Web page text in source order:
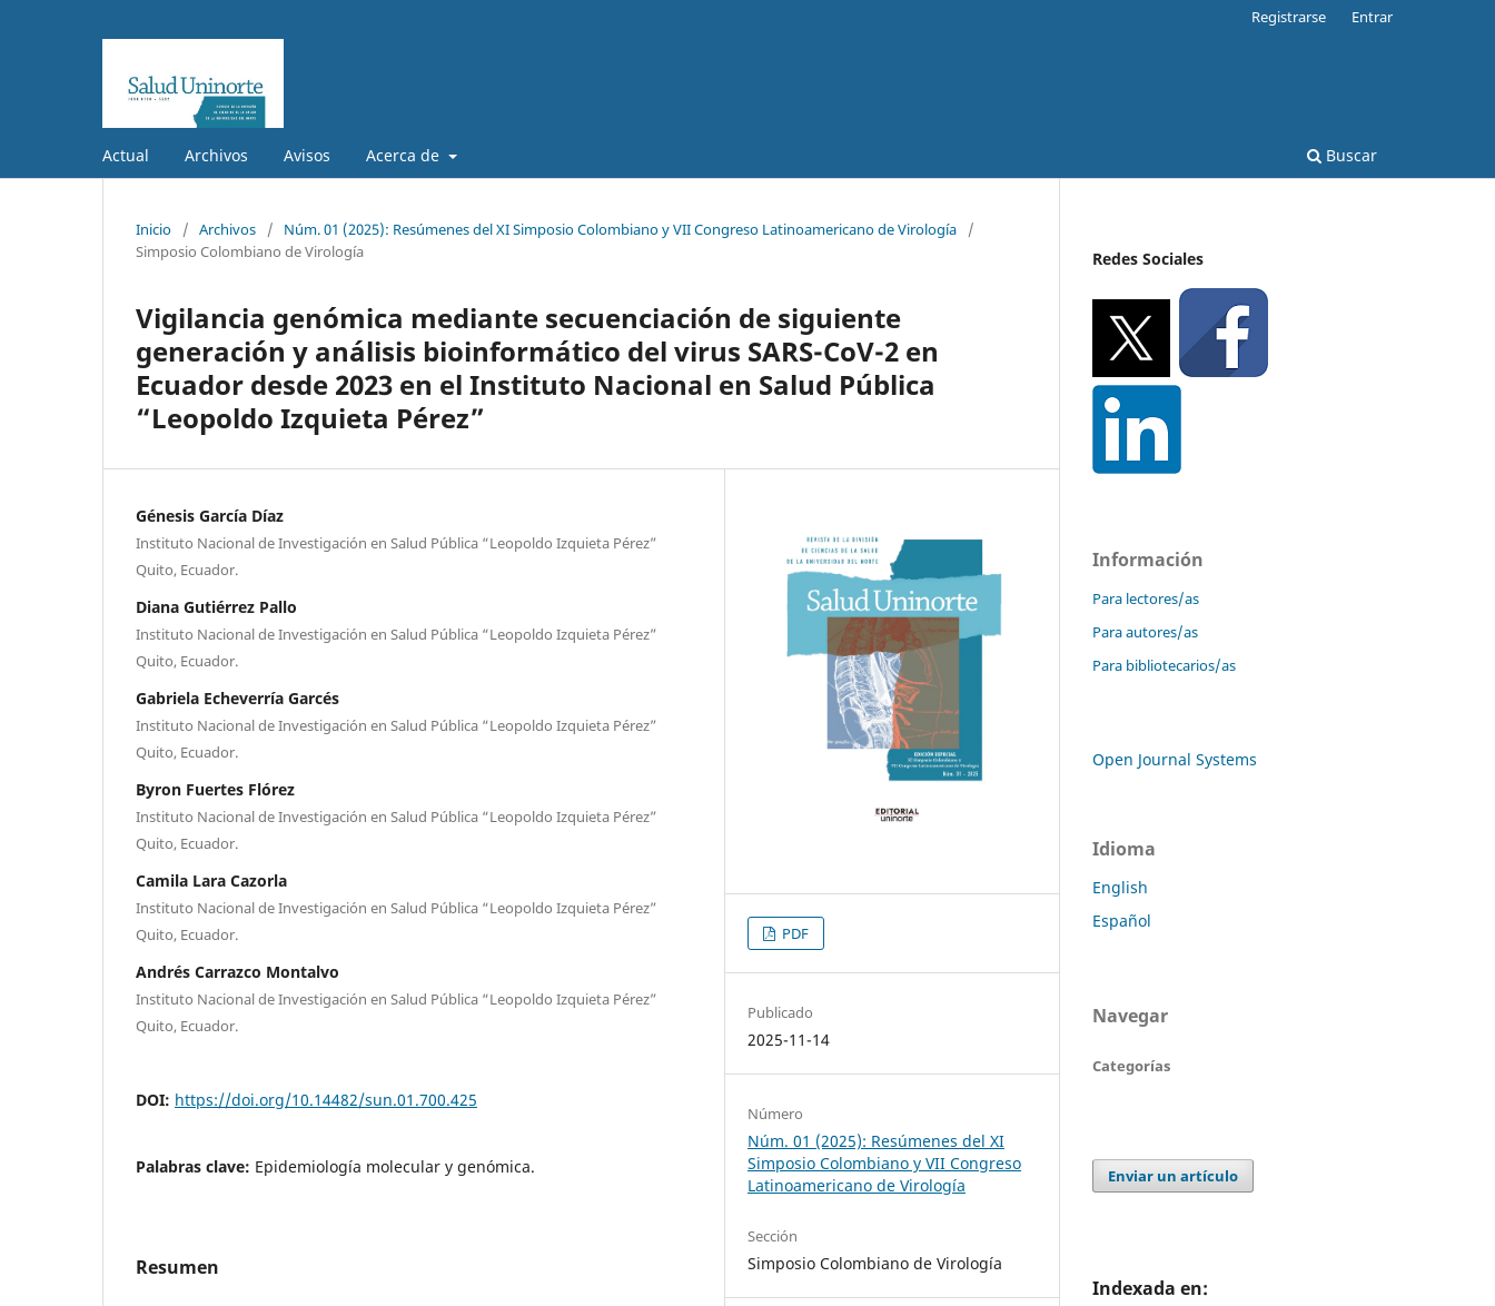
Actual Archivos Avisos Acerca de Buscar
Registrarse Entrar
Inicio / Archivos / Núm. 01 (2025): Resúmenes del XI Simposio Colombiano y VII Congreso Latinoamericano de Virología
/
Simposio Colombiano de Virología
Vigilancia genómica mediante secuenciación de siguiente
generación y análisis bioinformático del virus SARS-CoV-2 en
Ecuador desde 2023 en el Instituto Nacional en Salud Pública
“Leopoldo Izquieta Pérez”
Génesis García Díaz
Instituto Nacional de Investigación en Salud Pública “Leopoldo Izquieta Pérez”
Quito, Ecuador.
Diana Gutiérrez Pallo
Instituto Nacional de Investigación en Salud Pública “Leopoldo Izquieta Pérez”
Quito, Ecuador.
Gabriela Echeverría Garcés
Instituto Nacional de Investigación en Salud Pública “Leopoldo Izquieta Pérez”
Quito, Ecuador.
Byron Fuertes Flórez
Instituto Nacional de Investigación en Salud Pública “Leopoldo Izquieta Pérez”
Quito, Ecuador.
Camila Lara Cazorla
Instituto Nacional de Investigación en Salud Pública “Leopoldo Izquieta Pérez”
Quito, Ecuador.
Andrés Carrazco Montalvo
Instituto Nacional de Investigación en Salud Pública “Leopoldo Izquieta Pérez”
Quito, Ecuador.
DOI: https://doi.org/10.14482/sun.01.700.425
Palabras clave: Epidemiología molecular y genómica.
Resumen
PDF
Publicado
2025-11-14
Número
Núm. 01 (2025): Resúmenes del XI
Simposio Colombiano y VII Congreso
Latinoamericano de Virología
Sección
Simposio Colombiano de Virología
Redes Sociales
Información
Para lectores/as
Para autores/as
Para bibliotecarios/as
Open Journal Systems
Idioma
English
Español
Navegar
Categorías
Enviar un artículo
Indexada en: